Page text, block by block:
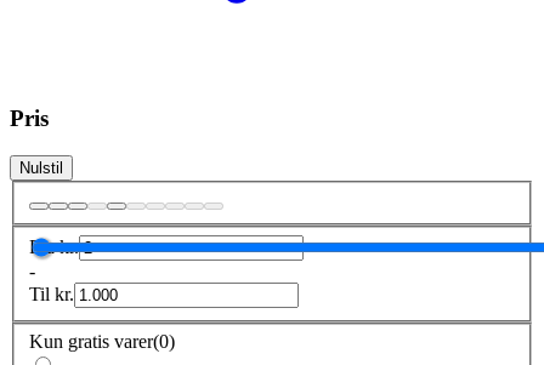
Pris
Nulstil
Frakr.
-
Til kr.
Kun gratis varer(0)